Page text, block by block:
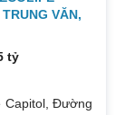
VĂN,
tỷ
Capitol, Đường